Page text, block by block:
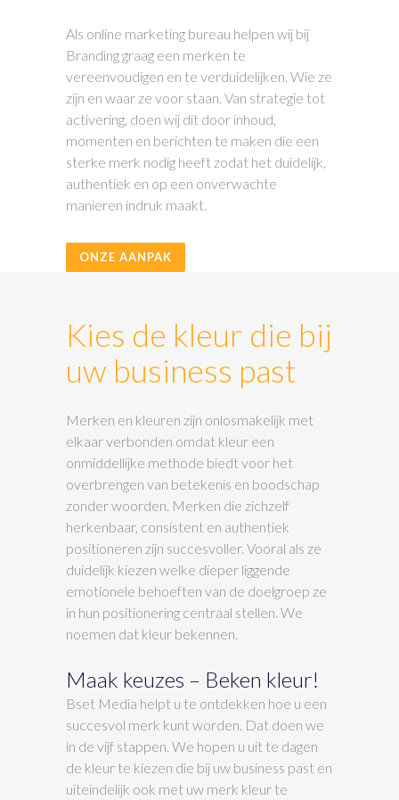
Als online marketing bureau helpen wij bij
Branding graag een merken te
vereenvoudigen en te verduidelijken. Wie ze
zijn en waar ze voor staan. Van strategie tot
activering, doen wij dit door inhoud,
momenten en berichten te maken die een
sterke merk nodig heeft zodat het duidelijk,
authentiek en op een onverwachte
manieren indruk maakt.
ONZE AANPAK
Kies de kleur die bij
uw business past
Merken en kleuren zijn onlosmakelijk met
elkaar verbonden omdat kleur een
onmiddellijke methode biedt voor het
overbrengen van betekenis en boodschap
zonder woorden. Merken die zichzelf
herkenbaar, consistent en authentiek
positioneren zijn succesvoller. Vooral als ze
duidelijk kiezen welke dieper liggende
emotionele behoeften van de doelgroep ze
in hun positionering centraal stellen. We
noemen dat kleur bekennen.
Maak keuzes – Beken kleur!
Bset Media helpt u te ontdekken hoe u een
succesvol merk kunt worden. Dat doen we
in de vijf stappen. We hopen u uit te dagen
de kleur te kiezen die bij uw business past en
uiteindelijk ook met uw merk kleur te